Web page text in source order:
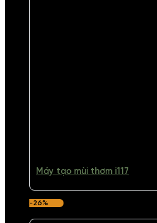
Máy tạo mùi thơm i117
-26%